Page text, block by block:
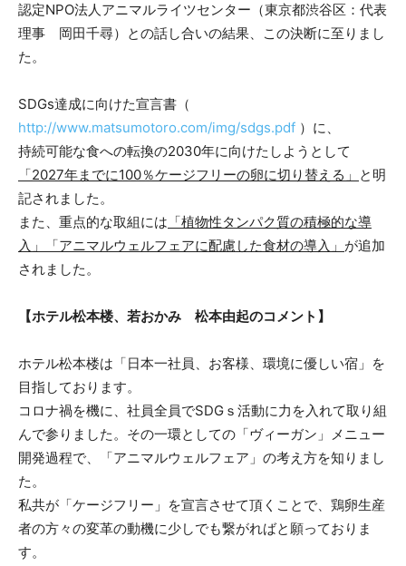
認定NPO法人アニマルライツセンター（東京都渋谷区：代表
理事 岡田千尋）との話し合いの結果、この決断に至りまし
た。
SDGs達成に向けた宣言書（
http://www.matsumotoro.com/img/sdgs.pdf ）に、
持続可能な食への転換の2030年に向けたしようとして
「2027年までに100％ケージフリーの卵に切り替える」 と明
記されました。
また、重点的な取組には 「植物性タンパク質の積極的な導
入」「アニマルウェルフェアに配慮した食材の導入」 が追加
されました。
【ホテル松本楼、若おかみ 松本由起のコメント】
ホテル松本楼は「日本一社員、お客様、環境に優しい宿」を
目指しております。
コロナ禍を機に、社員全員でSDGｓ活動に力を入れて取り組
んで参りました。その一環としての「ヴィーガン」メニュー
開発過程で、「アニマルウェルフェア」の考え方を知りまし
た。
私共が「ケージフリー」を宣言させて頂くことで、鶏卵生産
者の方々の変革の動機に少しでも繋がればと願っておりま
す。